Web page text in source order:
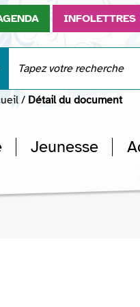
INFOLETTRES
/ Détail du document
Jeunesse